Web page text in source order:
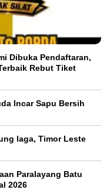
Dibuka Pendaftaran,
Rebut Tiket
Incar Sapu Bersih
laga, Timor Leste
Paralayang Batu
2026